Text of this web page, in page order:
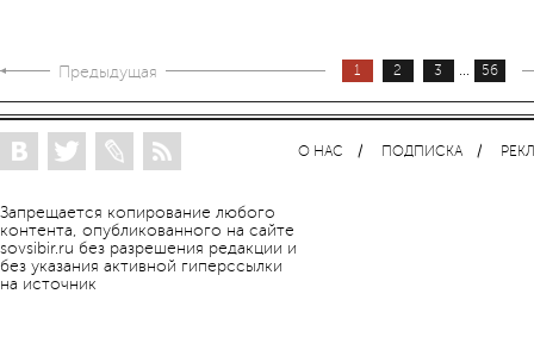
Предыдущая 1 2 3 ... 56
Запрещается копирование любого
контента, опубликованного на сайте
sovsibir.ru без разрешения редакции и
без указания активной гиперссылки
на источник
О НАС ПОДПИСКА